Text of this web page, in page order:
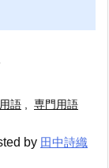
語 専門用語
by 田中詩織